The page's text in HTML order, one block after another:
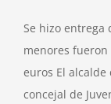
Se hizo entrega
menores
euros El alcalde
concejal de